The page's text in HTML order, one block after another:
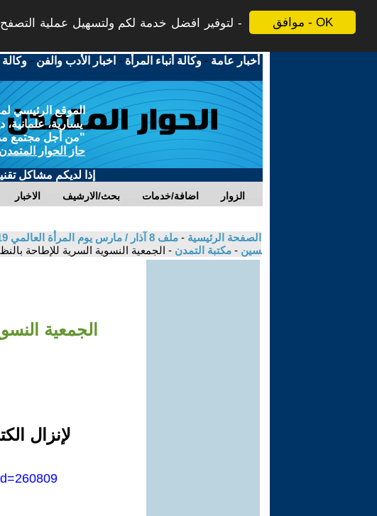
موافق - OK
لتوفير افضل خدمة لكم ولتسهيل عملية
أخبار عامة -وكالة أنباء المرأة - اخبار الأدب والفن -وكالة
الموقع الرئيسي
يسارية، علمانية،
"من أجل مجتمع
حاز الحوار
إذا لديكم مشاكل
الاخبار بحث/الارشيف اضافة/خدمات الزوار
الصفحة الرئيسية -
سين - مكتبة التمدن - الجمعية النسوية السرية للإطاحة
الجمعية
لإنزال